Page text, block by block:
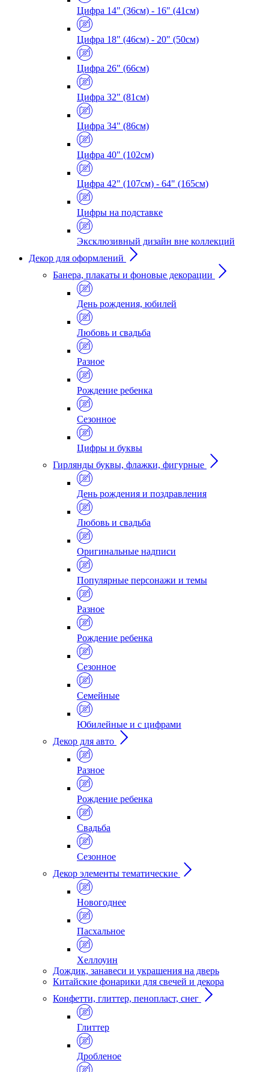
Цифра 14" (36см) - 16" (41см)
Цифра 18" (46см) - 20" (50см)
Цифра 26" (66см)
Цифра 32" (81см)
Цифра 34" (86см)
Цифра 40" (102см)
Цифра 42" (107см) - 64" (165см)
Цифры на подставке
Эксклюзивный дизайн вне коллекций
Декор для оформлений
Банера, плакаты и фоновые декорации
День рождения, юбилей
Любовь и свадьба
Разное
Рождение ребенка
Сезонное
Цифры и буквы
Гирлянды буквы, флажки, фигурные
День рождения и поздравления
Любовь и свадьба
Оригинальные надписи
Популярные персонажи и темы
Разное
Рождение ребенка
Сезонное
Семейные
Юбилейные и с цифрами
Декор для авто
Разное
Рождение ребенка
Свадьба
Сезонное
Декор элементы тематические
Новогоднее
Пасхальное
Хеллоуин
Дождик, занавеси и украшения на дверь
Китайские фонарики для свечей и декора
Конфетти, глиттер, пенопласт, снег
Глиттер
Дробленое